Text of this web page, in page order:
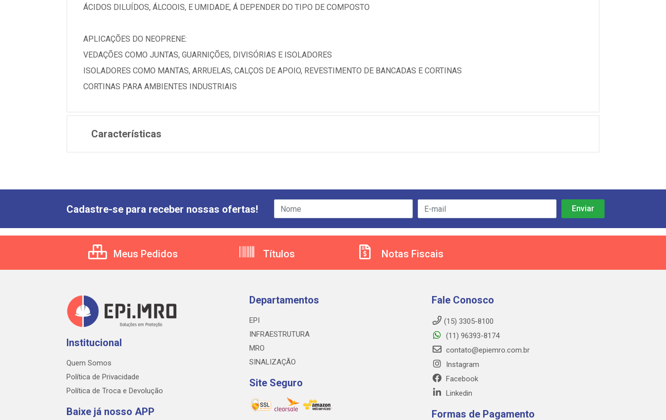
ÁCIDOS DILUÍDOS, ÁLCOOIS, E UMIDADE, Á DEPENDER DO TIPO DE COMPOSTO
APLICAÇÕES DO NEOPRENE:
VEDAÇÕES COMO JUNTAS, GUARNIÇÕES, DIVISÓRIAS E ISOLADORES
ISOLADORES COMO MANTAS, ARRUELAS, CALÇOS DE APOIO, REVESTIMENTO DE BANCADAS E CORTINAS
CORTINAS PARA AMBIENTES INDUSTRIAIS
Características
Cadastre-se para receber nossas ofertas!
Meus Pedidos Títulos Notas Fiscais
Institucional
Quem Somos
Política de Privacidade
Política de Troca e Devolução
Baixe já nosso APP
Departamentos
EPI
INFRAESTRUTURA
MRO
SINALIZAÇÃO
Site Seguro
Fale Conosco
(15) 3305-8100
(11) 96393-8174
contato@epiemro.com.br
Instagram
Facebook
Linkedin
Formas de Pagamento